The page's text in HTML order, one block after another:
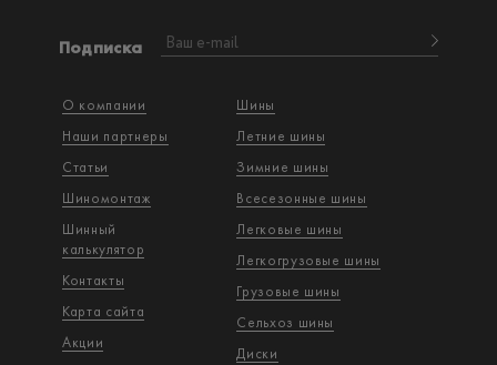
О компании
Наши партнеры
Статьи
Шиномонтаж
Шинный
калькулятор
Контакты
Карта сайта
Акции
Шины
Летние шины
Зимние шины
Всесезонные шины
Легковые шины
Легкогрузовые шины
Грузовые шины
Сельхоз шины
Диски
Подписка